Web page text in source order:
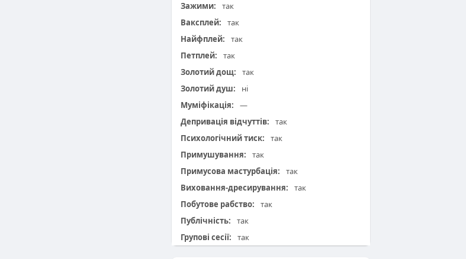
Зажими:
так
Ваксплей:
так
Найфплей:
так
Петплей:
так
Золотий дощ:
так
Золотий душ:
ні
Муміфікація:
—
Депривація відчуттів:
так
Психологічний тиск:
так
Примушування:
так
Примусова мастурбація:
так
Виховання-дресирування:
так
Побутове рабство:
так
Публічність:
так
Групові сесії:
так